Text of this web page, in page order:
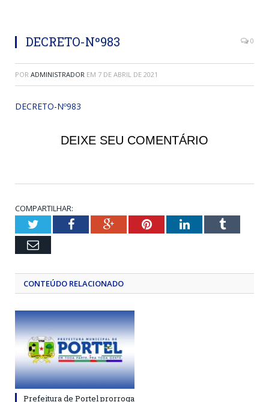
DECRETO-Nº983 0
POR ADMINISTRADOR EM 7 DE ABRIL DE 2021
DECRETO-Nº983
DEIXE SEU COMENTÁRIO
COMPARTILHAR:
TwitterFacebookGoogle+PinterestLinkedInTumblr
Email
CONTEÚDO RELACIONADO
Prefeitura de Portel prorroga